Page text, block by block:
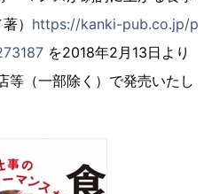
） https://kanki-pub.co.jp/p
を2018年2月13日より
等（一部除く）で発売いたし